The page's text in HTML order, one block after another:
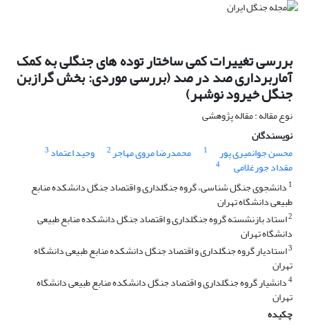
بررسی تغییرات کمی ساختار توده های جنگلی به کمک
آماربرداری صد در صد (بررسی موردی: بخش گرازبن
جنگل خیرود نوشهر)
نوع مقاله : مقاله پژوهشی
نویسندگان
محسن جوانمیری پور
1 محمدرضا مروی مهاجر2 وحید اعتماد 3
مقداد جورغلامی
4
1 دانشجوی جنگل شناسی، گروه جنگلداری و اقتصاد جنگل دانشکده منابع
طبیعی دانشگاه تهران
2استاد بازنشسته گروه جنگلداری و اقتصاد جنگل دانشکده منابع طبیعی
دانشگاه تهران
3استادیار گروه جنگلداری و اقتصاد جنگل دانشکده منابع طبیعی دانشگاه
تهران
4دانشیار گروه جنگلداری و اقتصاد جنگل دانشکده منابع طبیعی دانشگاه
تهران
چکیده